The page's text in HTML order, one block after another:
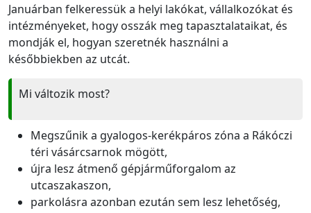
Januárban felkeressük a helyi lakókat, vállalkozókat és
intézményeket, hogy osszák meg tapasztalataikat, és
mondják el, hogyan szeretnék használni a
későbbiekben az utcát.
Mi változik most?
Megszűnik a gyalogos-kerékpáros zóna a Rákóczi
téri vásárcsarnok mögött,
újra lesz átmenő gépjárműforgalom az
utcaszakaszon,
parkolásra azonban ezután sem lesz lehetőség,